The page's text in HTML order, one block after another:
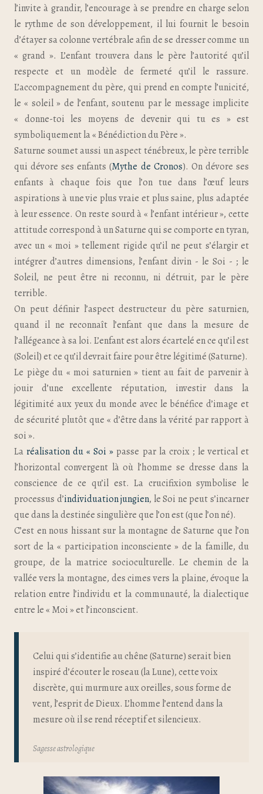
l’invite à grandir, l’encourage à se prendre en charge selon
le rythme de son développement, il lui fournit le besoin
d’étayer sa colonne vertébrale afin de se dresser comme un
« grand ». L’enfant trouvera dans le père l’autorité qu’il
respecte et un modèle de fermeté qu’il le rassure.
L’accompagnement du père, qui prend en compte l’unicité,
le « soleil » de l’enfant, soutenu par le message implicite
« donne-toi les moyens de devenir qui tu es » est
symboliquement la « Bénédiction du Père ».
Saturne soumet aussi un aspect ténébreux, le père terrible
qui dévore ses enfants (Mythe de Cronos). On dévore ses
enfants à chaque fois que l’on tue dans l’œuf leurs
aspirations à une vie plus vraie et plus saine, plus adaptée
à leur essence. On reste sourd à « l’enfant intérieur », cette
attitude correspond à un Saturne qui se comporte en tyran,
avec un « moi » tellement rigide qu’il ne peut s’élargir et
intégrer d’autres dimensions, l’enfant divin - le Soi - ; le
Soleil, ne peut être ni reconnu, ni détruit, par le père
terrible.
On peut définir l’aspect destructeur du père saturnien,
quand il ne reconnaît l’enfant que dans la mesure de
l’allégeance à sa loi. L’enfant est alors écartelé en ce qu’il est
(Soleil) et ce qu’il devrait faire pour être légitimé (Saturne).
Le piège du « moi saturnien » tient au fait de parvenir à
jouir d’une excellente réputation, investir dans la
légitimité aux yeux du monde avec le bénéfice d’image et
de sécurité plutôt que « d’être dans la vérité par rapport à
soi ».
Laréalisation du « Soi » passe par la croix ; le vertical et
l’horizontal convergent là où l’homme se dresse dans la
conscience de ce qu’il est. La crucifixion symbolise le
processus d’individuation jungien, le Soi ne peut s’incarner
que dans la destinée singulière que l’on est (que l’on né).
C’est en nous hissant sur la montagne de Saturne que l’on
sort de la « participation inconsciente » de la famille, du
groupe, de la matrice socioculturelle. Le chemin de la
vallée vers la montagne, des cimes vers la plaine, évoque la
relation entre l’individu et la communauté, la dialectique
entre le « Moi » et l’inconscient.
Celui qui s’identifie au chêne (Saturne) serait bien
inspiré d’écouter le roseau (la Lune), cette voix
discrète, qui murmure aux oreilles, sous forme de
vent, l’esprit de Dieux. L’homme l’entend dans la
mesure où il se rend réceptif et silencieux.
Sagesse astrologique